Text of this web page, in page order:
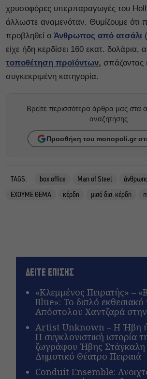
χρυσοφόρες υπερπαραγωγές του
άλλωστε αναμενόταν. Θυμίζουμε ότι
προβληθεί ο Άνθρωπος από ατσάλι
είχε ήδη κερδίσει 160 εκατ. δολάρια,
τοποθέτηση προϊόντων, σπάζοντας
συγκεκριμένη κατηγορία.
Βρείτε περισσότερα άρθρα μας στα
αναζητησης
Προσθήκη του monopoli.gr
TAGS: box office Man of Steel
ΕΧΟΥΜΕ ΘΕΜΑ
κέρδη μισό δισ. κέρδη
ΔΕΙΤΕ ΕΠΙΣΗΣ
«Κλεμμένος Πειρατής» –
Blue»: Το διπλό εκθεσιακό
Απόστολου Χαντζαρά
Artist Unknown – Η Ήβη
Η συγκλονιστική ιστορία
ζωγράφου Ήβης Στάγκαλη
Δημοτικό Θέατρο Πειραιά
Conduit Ensemble: